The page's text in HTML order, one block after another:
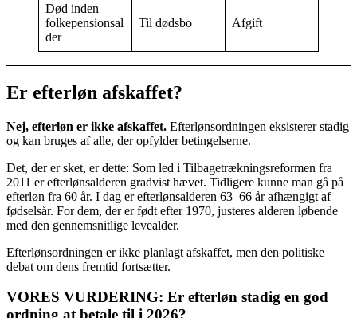
Død inden
folkepensionsal
der
Til dødsbo Afgift
Er efterløn afskaffet?
Nej, efterløn er ikke afskaffet. Efterlønsordningen eksisterer stadig
og kan bruges af alle, der opfylder betingelserne.
Det, der er sket, er dette: Som led i Tilbagetrækningsreformen fra
2011 er efterlønsalderen gradvist hævet. Tidligere kunne man gå på
efterløn fra 60 år. I dag er efterlønsalderen 63–66 år afhængigt af
fødselsår. For dem, der er født efter 1970, justeres alderen løbende
med den gennemsnitlige levealder.
Efterlønsordningen er ikke planlagt afskaffet, men den politiske
debat om dens fremtid fortsætter.
VORES VURDERING: Er efterløn stadig en god